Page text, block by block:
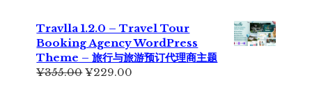
为：
¥699.00。
格
为：
¥399.00。
Travlla 1.2.0 – Travel Tour
Booking Agency WordPress
Theme – 旅行与旅游预订代理商主题
¥355.00原
¥229.00